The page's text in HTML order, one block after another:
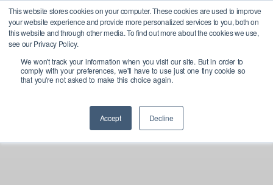
This website stores cookies on your computer. These cookies are used to improve
your website experience and provide more personalized services to you, both on
this website and through other media. To find out more about the cookies we use,
see our Privacy Policy.
We won't track your information when you visit our site. But in order to
comply with your preferences, we'll have to use just one tiny cookie so
that you're not asked to make this choice again.
Accept Decline
Skip
to
main
content
Menu
Close
Bangcast rejoint le groupe
PALO IT pour favoriser la
transition responsable des
entreprises vers l'IA
En savoir plus
X